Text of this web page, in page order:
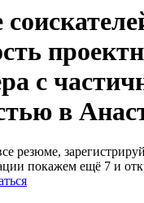
с
в
резюме,
покажем ещё 7 и